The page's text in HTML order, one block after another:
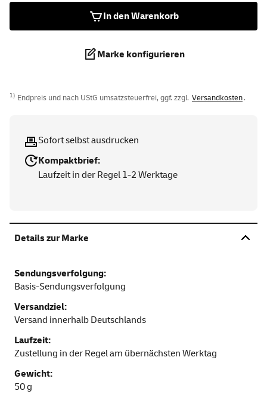
In den Warenkorb
Marke konfigurieren
1) Endpreis und nach UStG umsatzsteuerfrei, ggf. zzgl. Versandkosten.
Sofort selbst ausdrucken
Kompaktbrief:
Laufzeit in der Regel 1-2 Werktage
Details zur Marke
Sendungsverfolgung:
Basis-Sendungsverfolgung
Versandziel:
Versand innerhalb Deutschlands
Laufzeit:
Zustellung in der Regel am übernächsten Werktag
Gewicht:
50 g